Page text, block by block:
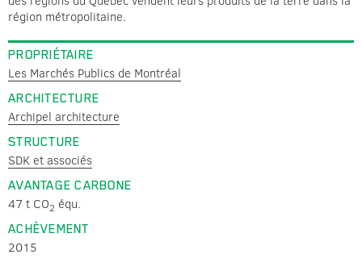
région métropolitaine.
PROPRIÉTAIRE
Les Marchés Publics de Montréal
ARCHITECTURE
Archipel architecture
STRUCTURE
SDK et associés
AVANTAGE CARBONE
47 t CO2 équ.
ACHÈVEMENT
2015